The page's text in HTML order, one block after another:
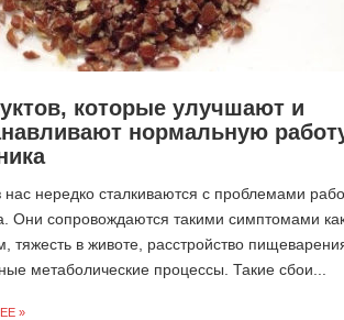
которые улучшают и
нормальную
нас нередко сталкиваются с проблемами
Они сопровождаются такими симптомами
тяжесть в животе, расстройство
метаболические процессы. Такие сбои...
»